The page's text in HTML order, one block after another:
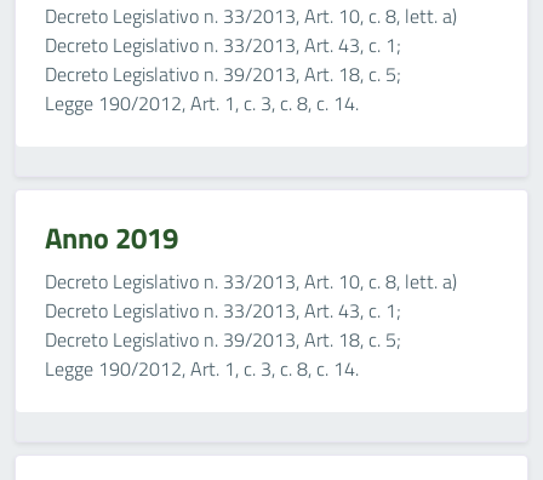
Decreto Legislativo n. 33/2013, Art. 10, c. 8, lett. a)
Decreto Legislativo n. 33/2013, Art. 43, c. 1;
Decreto Legislativo n. 39/2013, Art. 18, c. 5;
Legge 190/2012, Art. 1, c. 3, c. 8, c. 14.
Anno 2019
Decreto Legislativo n. 33/2013, Art. 10, c. 8, lett. a)
Decreto Legislativo n. 33/2013, Art. 43, c. 1;
Decreto Legislativo n. 39/2013, Art. 18, c. 5;
Legge 190/2012, Art. 1, c. 3, c. 8, c. 14.